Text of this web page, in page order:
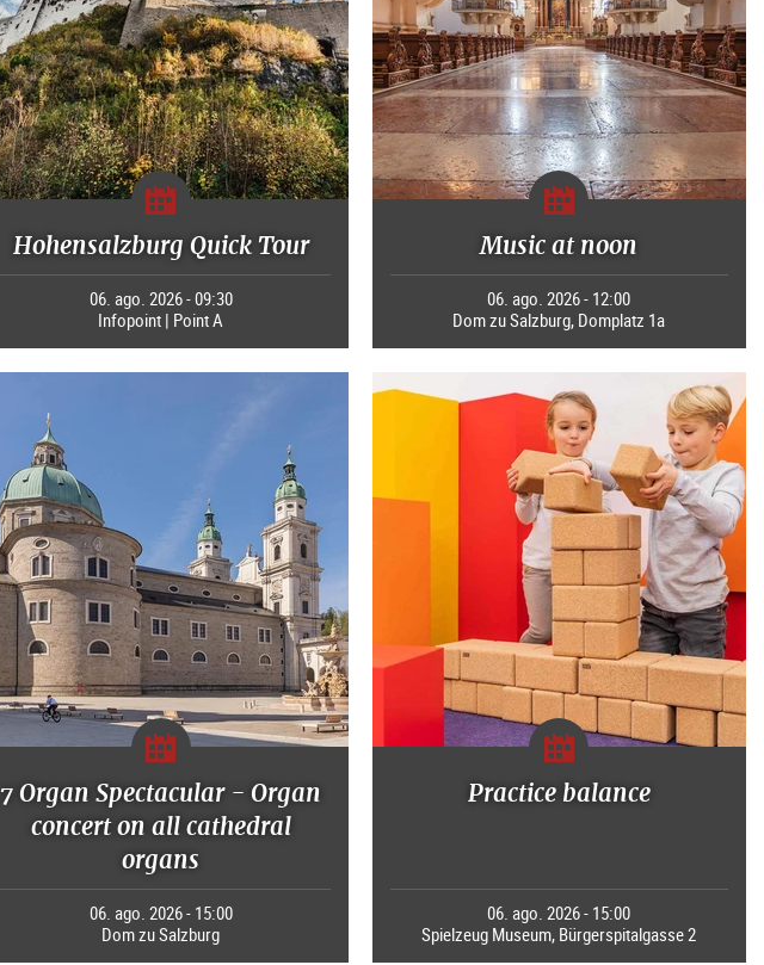
Hohensalzburg Quick Tour
06. ago. 2026 - 09:30
Infopoint | Point A
Music at noon
06. ago. 2026 - 12:00
Dom zu Salzburg, Domplatz 1a
7 Organ Spectacular - Organ
concert on all cathedral
organs
06. ago. 2026 - 15:00
Dom zu Salzburg
Practice balance
06. ago. 2026 - 15:00
Spielzeug Museum, Bürgerspitalgasse 2